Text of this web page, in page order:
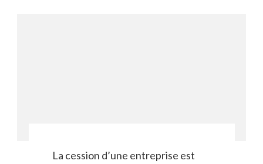
La cession d’une entreprise est